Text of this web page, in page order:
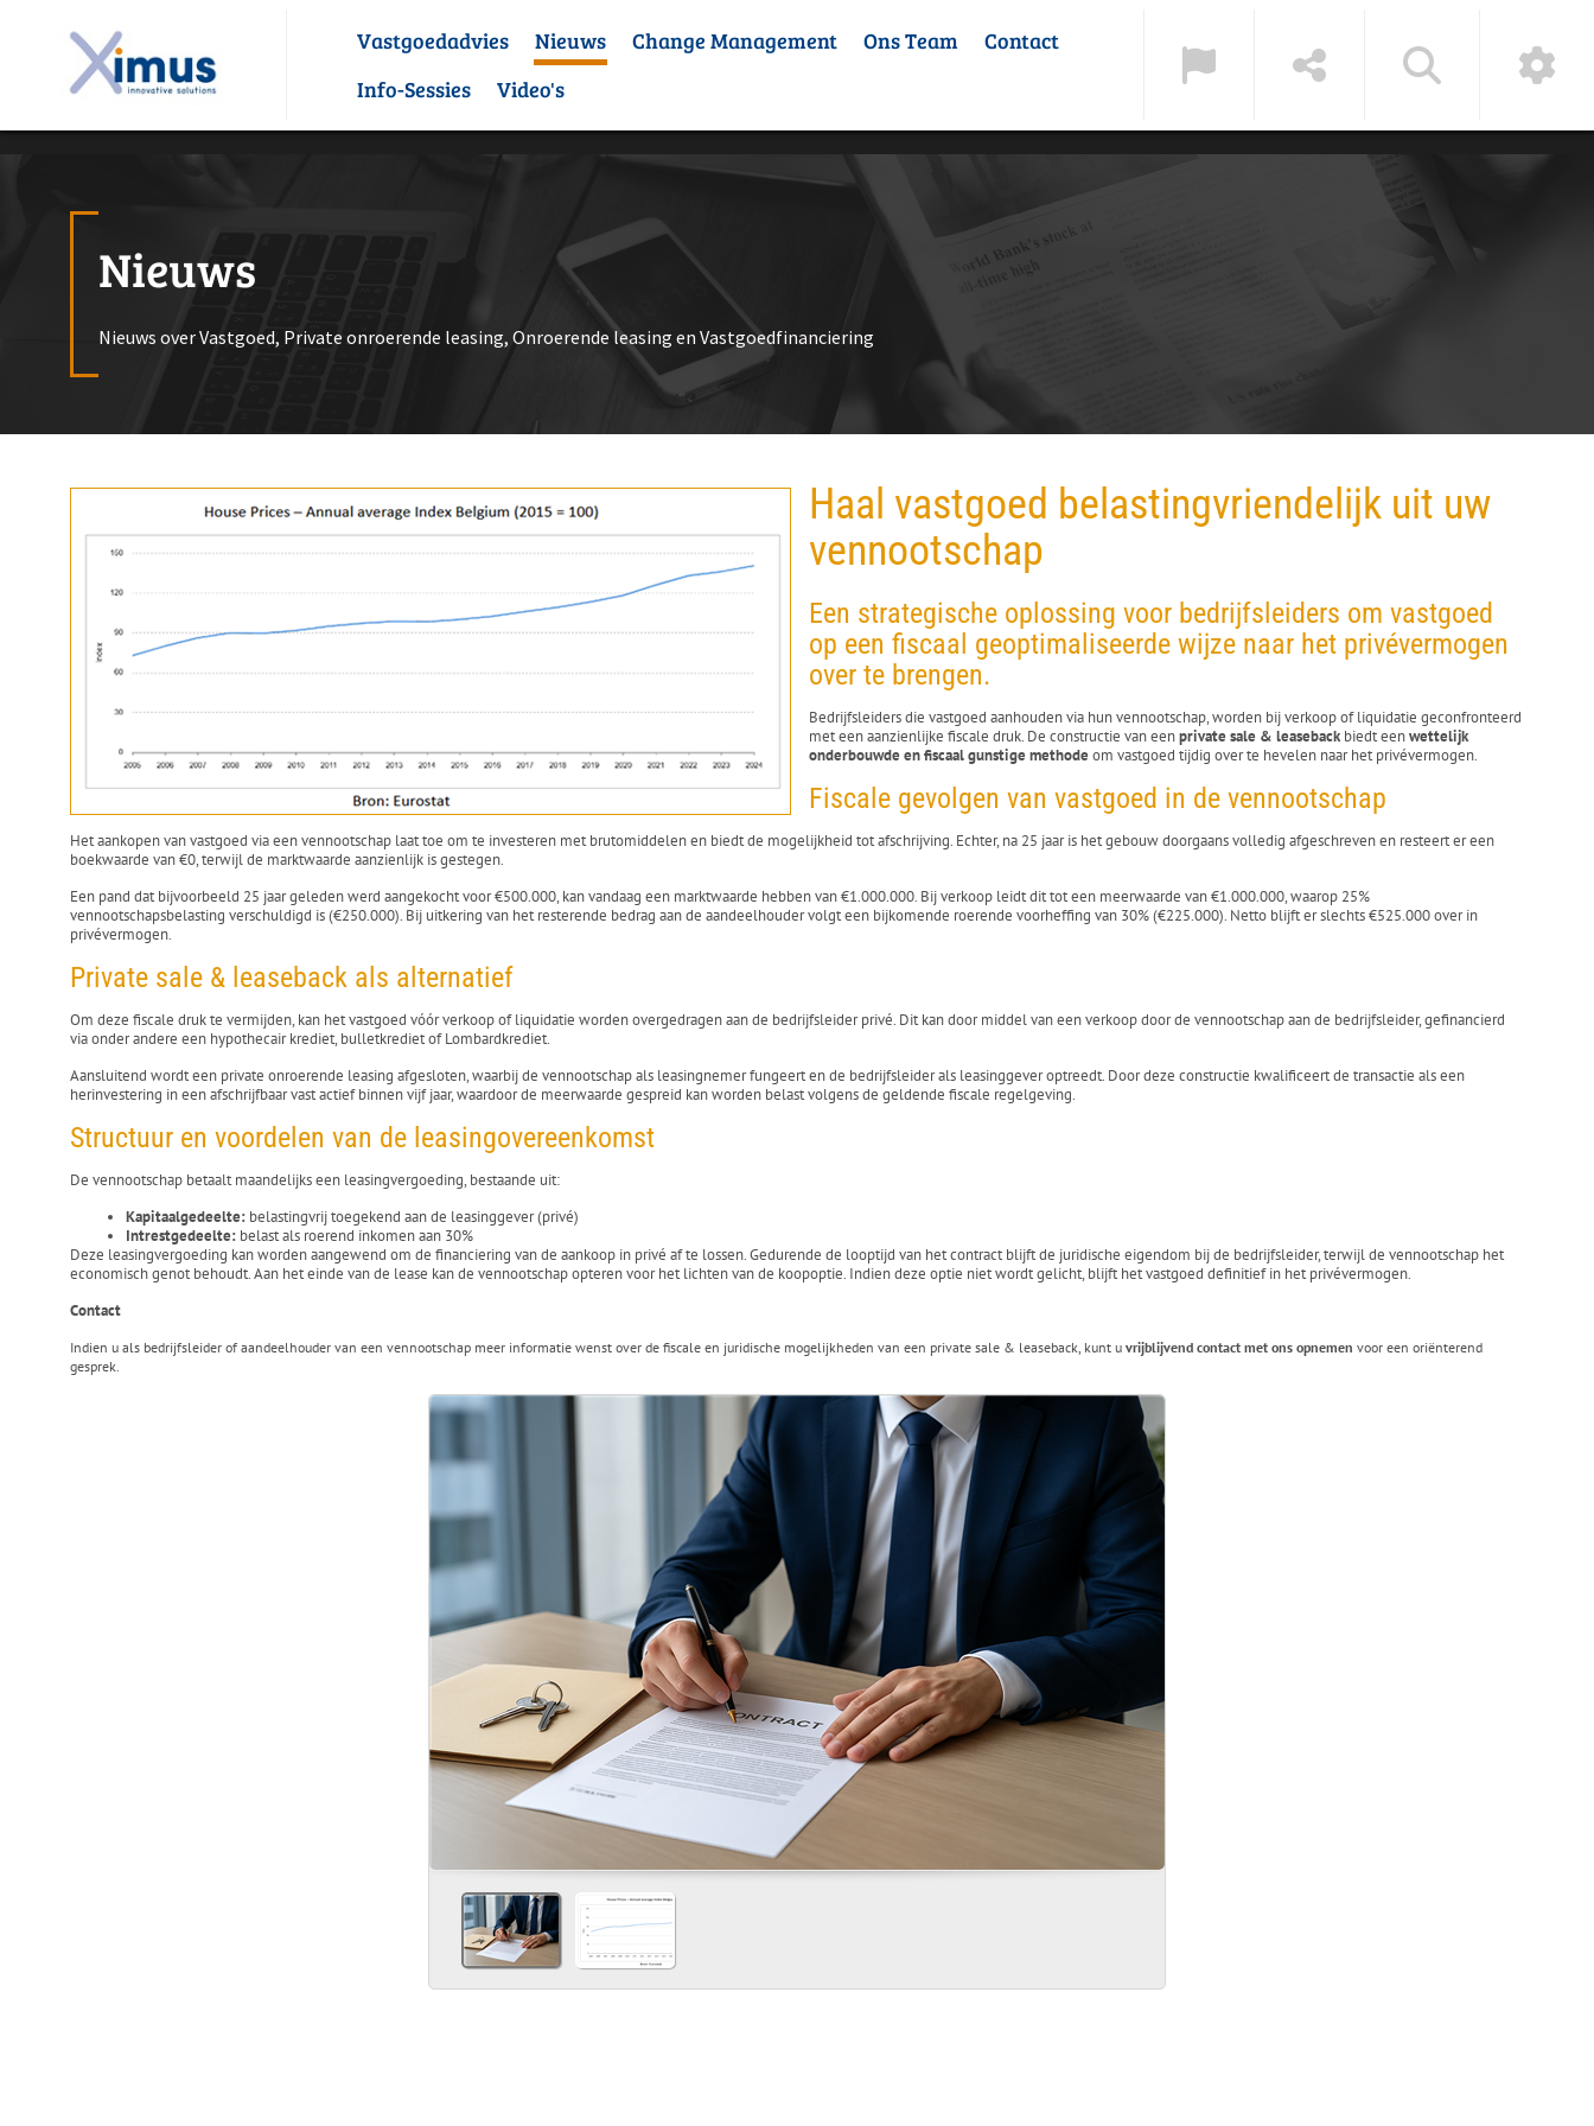
Vastgoedadvies Nieuws Change Management Ons Team
Contact
Info-Sessies
Video's
Nieuws
Nieuws over Vastgoed, Private onroerende leasing, Onroerende leasing en Vastgoedfinanciering
Haal vastgoed belastingvriendelijk uit uw
vennootschap
Een strategische oplossing voor bedrijfsleiders om vastgoed
op een fiscaal geoptimaliseerde wijze naar het privévermogen
over te brengen.
Bedrijfsleiders die vastgoed aanhouden via hun vennootschap, worden bij verkoop of liquidatie geconfronteerd
met een aanzienlijke fiscale druk. De constructie van eenprivate sale & leasebackbiedt eenwettelijk
onderbouwde en fiscaal gunstige methodeom vastgoed tijdig over te hevelen naar het privévermogen.
Fiscale gevolgen van vastgoed in de vennootschap
Het aankopen van vastgoed via een vennootschap laat toe om te investeren met brutomiddelen en biedt de mogelijkheid tot afschrijving. Echter, na 25 jaar is het gebouw doorgaans volledig afgeschreven en resteert er een
boekwaarde van €0, terwijl de marktwaarde aanzienlijk is gestegen.
Een pand dat bijvoorbeeld 25 jaar geleden werd aangekocht voor €500.000, kan vandaag een marktwaarde hebben van €1.000.000. Bij verkoop leidt dit tot een meerwaarde van €1.000.000, waarop 25%
vennootschapsbelasting verschuldigd is (€250.000). Bij uitkering van het resterende bedrag aan de aandeelhouder volgt een bijkomende roerende voorheffing van 30% (€225.000). Netto blijft er slechts €525.000 over in
privévermogen.
Private sale & leaseback als alternatief
Om deze fiscale druk te vermijden, kan het vastgoed vóór verkoop of liquidatie worden overgedragen aan de bedrijfsleider privé. Dit kan door middel van een verkoop door de vennootschap aan de bedrijfsleider, gefinancierd
via onder andere een hypothecair krediet, bulletkrediet of Lombardkrediet.
Aansluitend wordt een private onroerende leasing afgesloten, waarbij de vennootschap als leasingnemer fungeert en de bedrijfsleider als leasinggever optreedt. Door deze constructie kwalificeert de transactie als een
herinvestering in een afschrijfbaar vast actief binnen vijf jaar, waardoor de meerwaarde gespreid kan worden belast volgens de geldende fiscale regelgeving.
Structuur en voordelen van de leasingovereenkomst
De vennootschap betaalt maandelijks een leasingvergoeding, bestaande uit:
Kapitaalgedeelte: belastingvrij toegekend aan de leasinggever (privé)
Intrestgedeelte: belast als roerend inkomen aan 30%
Deze leasingvergoeding kan worden aangewend om de financiering van de aankoop in privé af te lossen. Gedurende de looptijd van het contract blijft de juridische eigendom bij de bedrijfsleider, terwijl de vennootschap het
economisch genot behoudt. Aan het einde van de lease kan de vennootschap opteren voor het lichten van de koopoptie. Indien deze optie niet wordt gelicht, blijft het vastgoed definitief in het privévermogen.
Contact
Indien u als bedrijfsleider of aandeelhouder van een vennootschap meer informatie wenst over de fiscale en juridische mogelijkheden van een private sale & leaseback, kunt u vrijblijvend contact met ons opnemen voor een oriënterend
gesprek.